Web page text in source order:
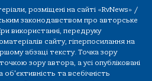
розміщені на сайті «RvNews» /
законодавством про авторське
використанні, передруку
сайту, гіперпосилання на
абзаці тексту. Точка зору
зору автора, а усі опубліковані
та всебічність